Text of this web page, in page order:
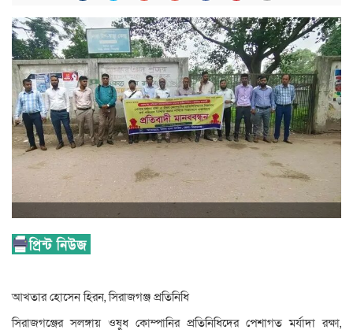
আখতার হোসেন হিরন, সিরাজগঞ্জ প্রতিনিধি
সিরাজগঞ্জের সলঙ্গায় ওষুধ কোম্পানির প্রতিনিধিদের পেশাগত মর্যাদা রক্ষা,